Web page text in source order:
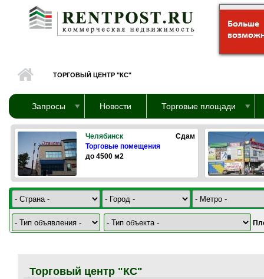
Перейти к основному содержанию
ТОРГОВЫЙ ЦЕНТР "КС"
Запросы Новости Торговые площади
Челябинск
Сдам
Торговые помещения
до 4500 м2
Торговый центр "КС"